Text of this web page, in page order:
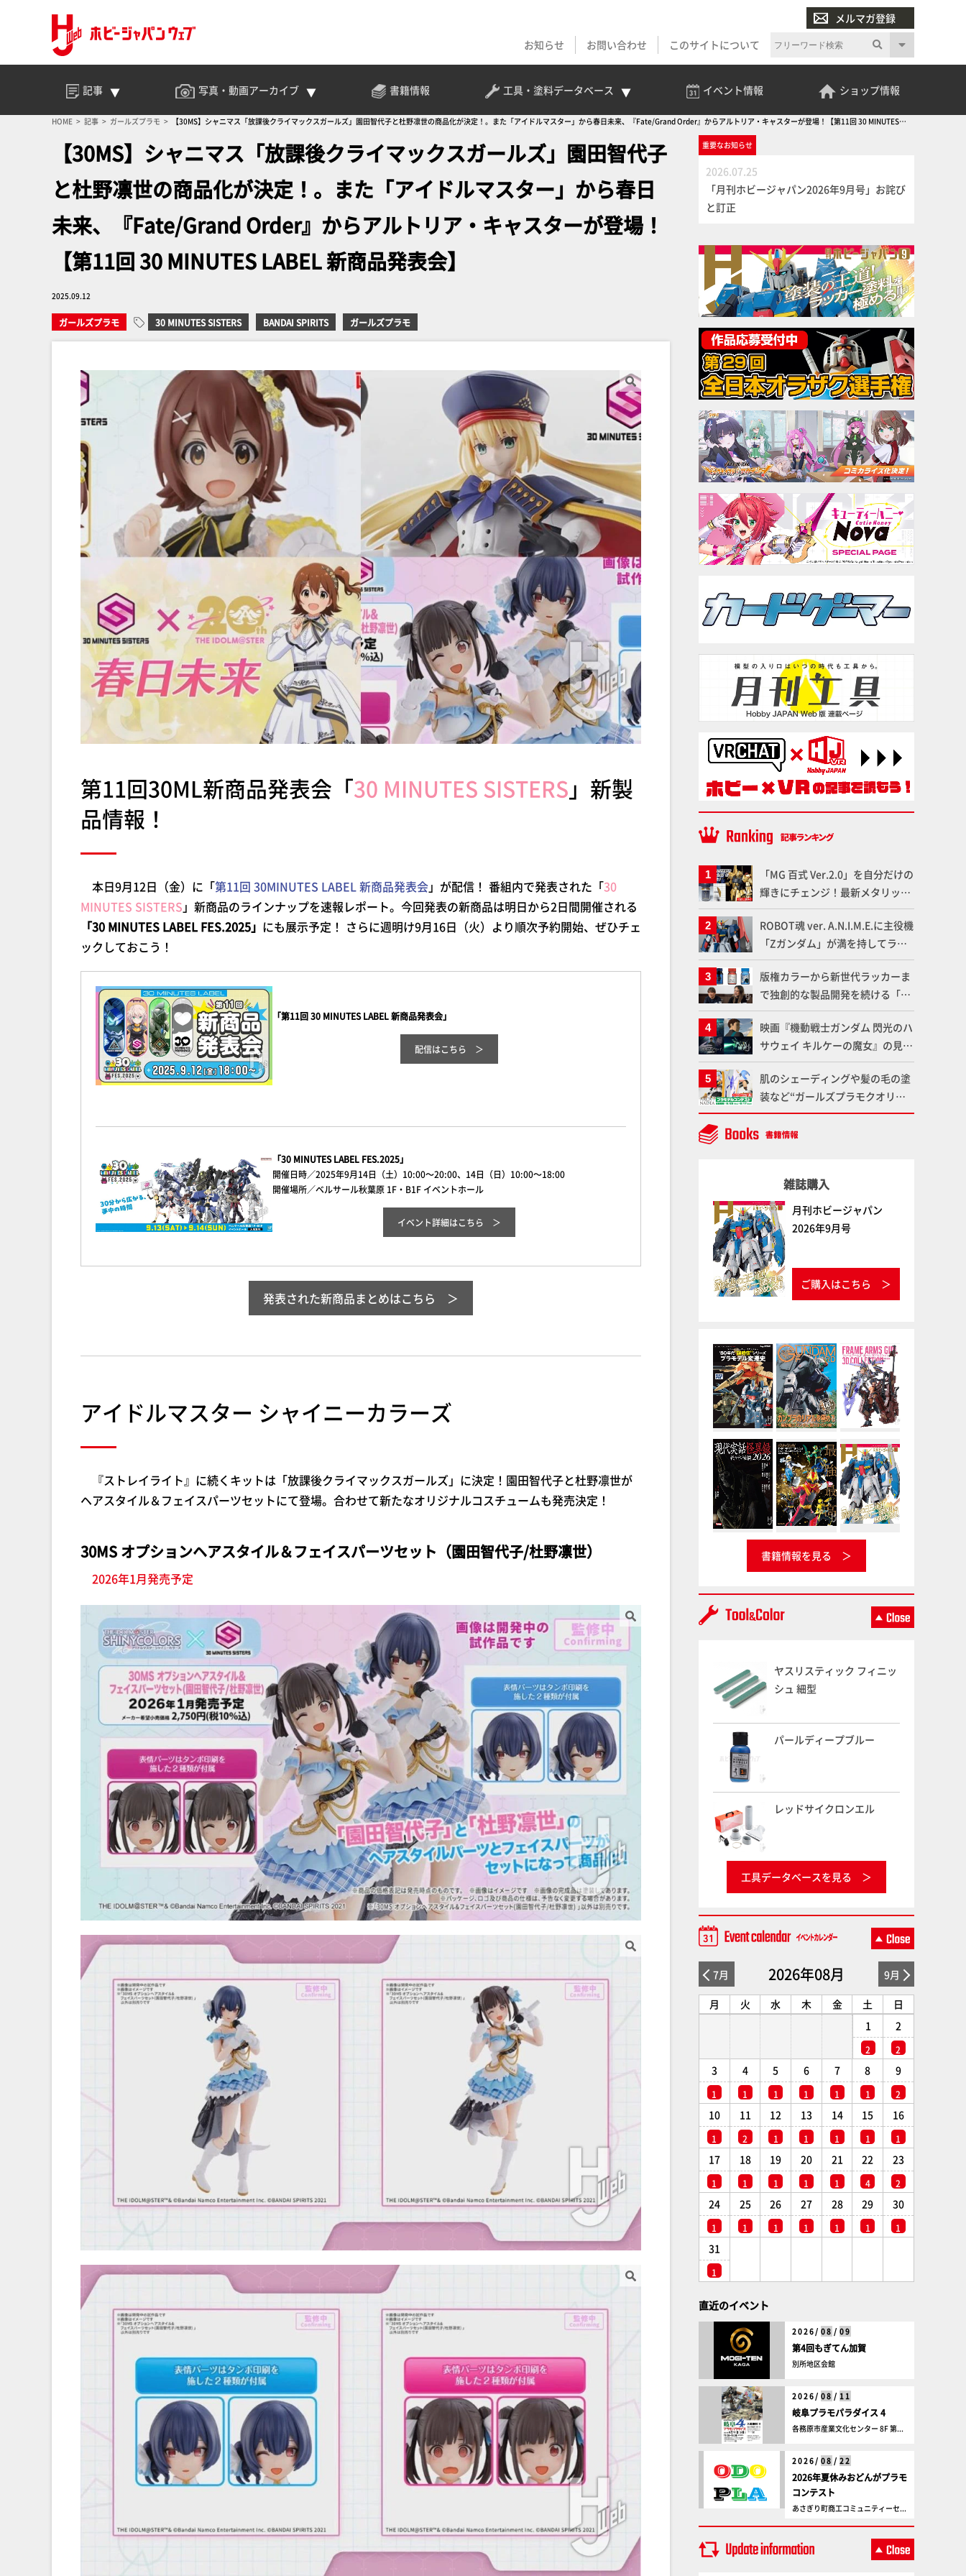
メルマガ登録
お知らせ
お問い合わせ このサイトについて
記事 写真・動画アーカイブ 書籍情報 工具・塗料データベース イベント情報 ショップ情報
HOME 記事 ガールズプラモ
【30MS】シャニマス「放課後クライマックスガールズ」園田智代子と杜野凛世の商品化が決定！。また「アイドルマスター」から春日未来、『Fate/Grand Order』からアルトリア・キャスターが登場！【第11回 30 MINUTES
【30MS】シャニマス「放課後クライマックスガールズ」園田智代子
と杜野凛世の商品化が決定！。また「アイドルマスター」から春日
未来、『Fate/Grand Order』からアルトリア・キャスターが登場！
【第11回 30 MINUTES LABEL 新商品発表会】
2025.09.12
ガールズプラモ 30 MINUTES SISTERS BANDAI SPIRITS ガールズプラモ
第11回30ML新商品発表会「30 MINUTES SISTERS」新製
品情報！
本日9月12日（金）に「第11回 30MINUTES LABEL 新商品発表会」が配信！ 番組内で発表された「30
MINUTES SISTERS 」新商品のラインナップを速報レポート。今回発表の新商品は明日から2日間開催される
「30 MINUTES LABEL FES.2025」 にも展示予定！ さらに週明け9月16日（火）より順次予約開始、ぜひチェ
ックしておこう！
「第11回 30 MINUTES LABEL 新商品発表会」
配信はこちら
「30 MINUTES LABEL FES.2025」
開催日時／2025年9月14日（土）10:00～20:00、14日（日）10:00～18:00
開催場所／ベルサール秋葉原 1F・B1F イベントホール
イベント詳細はこちら
発表された新商品まとめはこちら
アイドルマスター シャイニーカラーズ
『ストレイライト』に続くキットは「放課後クライマックスガールズ」に決定！園田智代子と杜野凛世が
ヘアスタイル＆フェイスパーツセットにて登場。合わせて新たなオリジナルコスチュームも発売決定！
30MS オプションヘアスタイル＆フェイスパーツセット（園田智代子/杜野凛世）
2026年1月発売予定
重要なお知らせ
2026.07.25
「月刊ホビージャパン2026年9月号」お詫び
と訂正
「MG 百式 Ver.2.0」を自分だけの
輝きにチェンジ！最新メタリック
塗料を使ってより金属感を増した
仕上がりに!!【試し読み】
ROBOT魂 ver. A.N.I.M.E.に主役機
「Zガンダム」が満を持してライ
ンナップ！ウェイブライダーへの
変形、劇中どおりのプロポーショ
ンを再現【機動戦士Zガンダム】
版権カラーから新世代ラッカーま
で独創的な製品開発を続ける「ガ
イアノーツ」に塗料開発の裏側と
ラッカー塗料の未来についてイン
タビュー！
映画『機動戦士ガンダム 閃光のハ
サウェイ キルケーの魔女』の見放
題配信が8月31日（月）よりスタ
ート！Prime Videoで国内独占配
信
肌のシェーディングや髪の毛の塗
装など“ガールズプラモクオリテ
ィアップ術”で仕上げる！カスタ
ム作例「白騎士ソフィエラ」が完
11:59まで応募受付中】
雑誌購入
月刊ホビージャパン
2026年9月号
ご購入はこちら
書籍情報を見る
ヤスリスティック フィニッ
シュ 細型
パールディープブルー
レッドサイクロンエル
工具データベースを見る
7月 2026年08月 9月
月 火 水 木 金 土
日
1
2
2
2
3
1
4
1
5
1
6
1
7
1
8
1
9
2
10
1
11
2
12
1
13
1
14
1
15
1
16
1
17
1
18
1
19
1
20
1
21
1
22
4
23
2
24
1
25
1
26
1
27
1
28
1
29
1
30
1
31
1
直近のイベント
2026/ 08 / 09
第4回もぎてん加賀
別所地区会館
2026/ 08 / 11
岐阜プラモパラダイス 4
各務原市産業文化センター 8F 第...
2026/ 08 / 22
2026年夏休みおどんがプラモ
コンテスト
あさぎり町商工コミュニティーセ...